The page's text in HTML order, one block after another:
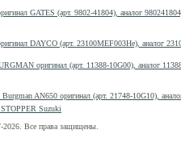
Suzuki
2026. Все права защищены.